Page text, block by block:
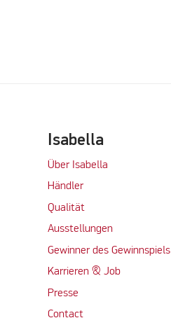
Isabella
Über Isabella
Händler
Qualität
Ausstellungen
Gewinner des Gewinnspiels
Karrieren & Job
Presse
Contact